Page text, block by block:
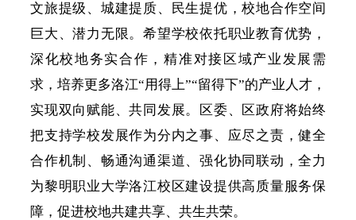
文旅提级、城建提质、民生提优，校地合作空间
巨大、潜力无限。希望学校依托职业教育优势，
深化校地务实合作，精准对接区域产业发展需
求，培养更多洛江“用得上”“留得下”的产业人才，
实现双向赋能、共同发展。区委、区政府将始终
把支持学校发展作为分内之事、应尽之责，健全
合作机制、畅通沟通渠道、强化协同联动，全力
为黎明职业大学洛江校区建设提供高质量服务保
障，促进校地共建共享、共生共荣。